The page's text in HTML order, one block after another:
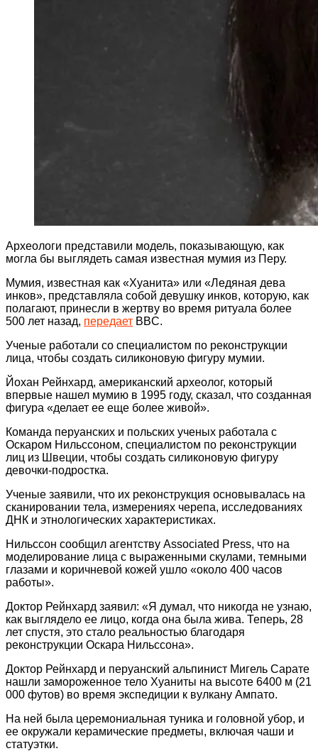
Археологи представили модель, показывающую, как
могла бы выглядеть самая известная мумия из Перу.
Мумия, известная как «Хуанита» или «Ледяная дева
инков», представляла собой девушку инков, которую, как
полагают, принесли в жертву во время ритуала более
500 лет назад, передает BBC.
Ученые работали со специалистом по реконструкции
лица, чтобы создать силиконовую фигуру мумии.
Йохан Рейнхард, американский археолог, который
впервые нашел мумию в 1995 году, сказал, что созданная
фигура «делает ее еще более живой».
Команда перуанских и польских ученых работала с
Оскаром Нильссоном, специалистом по реконструкции
лиц из Швеции, чтобы создать силиконовую фигуру
девочки-подростка.
Ученые заявили, что их реконструкция основывалась на
сканировании тела, измерениях черепа, исследованиях
ДНК и этнологических характеристиках.
Нильссон сообщил агентству Associated Press, что на
моделирование лица с выраженными скулами, темными
глазами и коричневой кожей ушло «около 400 часов
работы».
Доктор Рейнхард заявил: «Я думал, что никогда не узнаю,
как выглядело ее лицо, когда она была жива. Теперь, 28
лет спустя, это стало реальностью благодаря
реконструкции Оскара Нильссона».
Доктор Рейнхард и перуанский альпинист Мигель Сарате
нашли замороженное тело Хуаниты на высоте 6400 м (21
000 футов) во время экспедиции к вулкану Ампато.
На ней была церемониальная туника и головной убор, и
ее окружали керамические предметы, включая чаши и
статуэтки.